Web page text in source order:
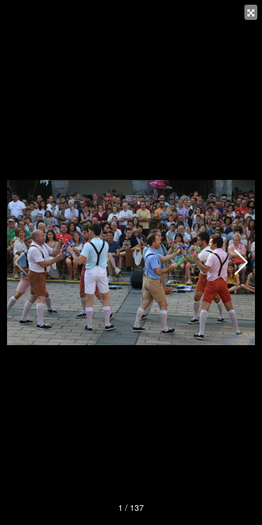
1 / 137